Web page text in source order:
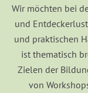
Wir möchten bei
und
und praktischen
ist thematisch
Zielen der
von